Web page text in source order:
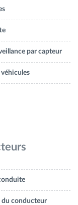
par capteur
conducteur